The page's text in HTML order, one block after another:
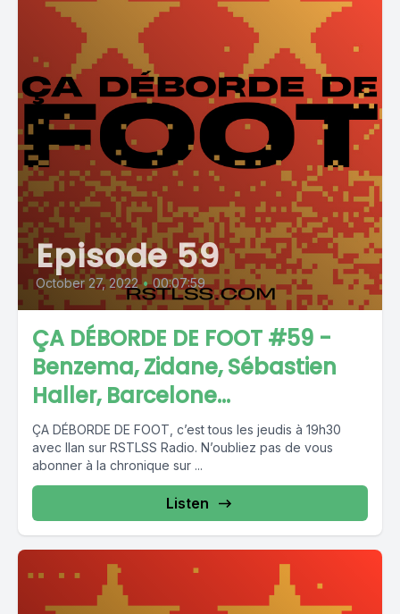
Episode 59
October 27, 2022 • 00:07:59
ÇA DÉBORDE DE FOOT #59 -
Benzema, Zidane, Sébastien
Haller, Barcelone...
ÇA DÉBORDE DE FOOT, c’est tous les jeudis à 19h30
avec Ilan sur RSTLSS Radio. N’oubliez pas de vous
abonner à la chronique sur ...
Listen